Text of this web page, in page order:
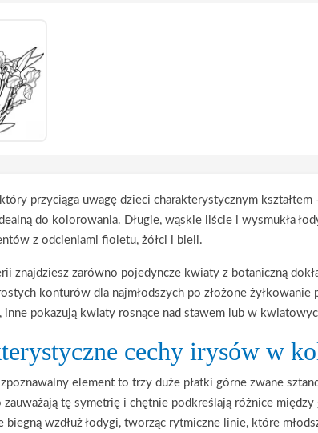
przyciąga uwagę dzieci charakterystycznym
do kolorowania. Długie, wąskie liście i wysmukła
z odcieniami fioletu, żółci i bieli.
znajdziesz zarówno pojedyncze kwiaty z botaniczną
konturów dla najmłodszych po złożone
inne pokazują kwiaty rosnące nad stawem lub w
cechy irysów w
element to trzy duże płatki górne zwane
zauważają tę symetrię i chętnie podkreślają różnice
biegną wzdłuż łodygi, tworząc rytmiczne linie, które